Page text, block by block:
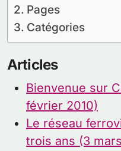
Pages
Catégories
Articles
Bienvenue sur
février 2010)
Le réseau
trois ans (3